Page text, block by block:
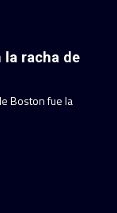
la racha de
Boston fue la